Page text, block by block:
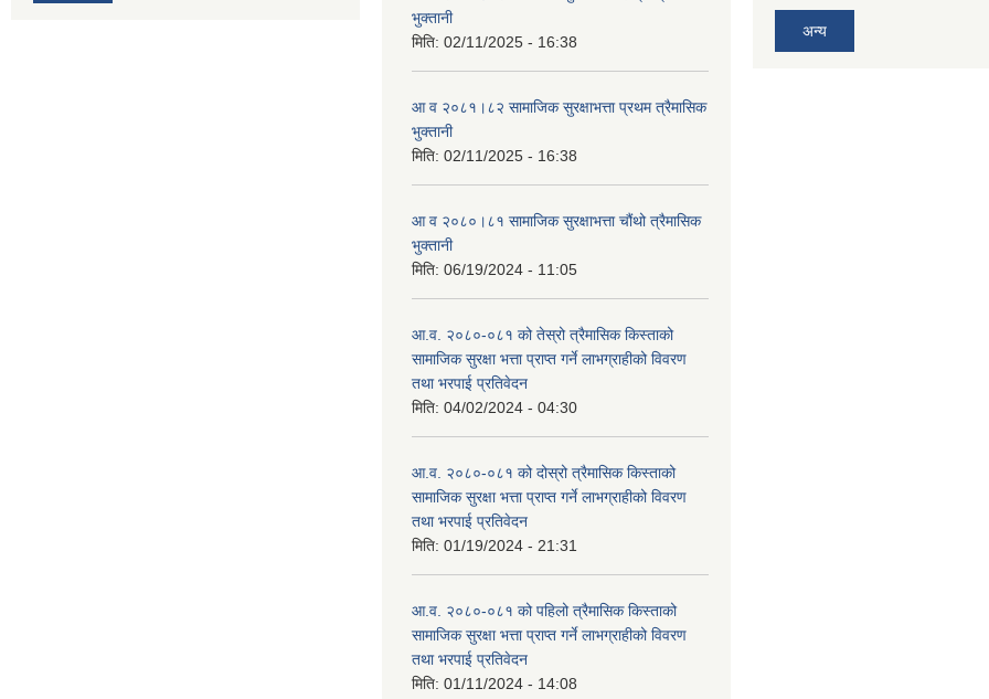
भुक्तानी
मिति: 02/11/2025 - 16:38
आ व २०८१।८२ सामाजिक सुरक्षाभत्ता प्रथम त्रैमासिक
भुक्तानी
मिति: 02/11/2025 - 16:38
आ व २०८०।८१ सामाजिक सुरक्षाभत्ता चौंथो त्रैमासिक
भुक्तानी
मिति: 06/19/2024 - 11:05
आ.व. २०८०-०८१ को तेस्रो त्रैमासिक किस्ताको
सामाजिक सुरक्षा भत्ता प्राप्त गर्ने लाभग्राहीको विवरण
तथा भरपाई प्रतिवेदन
मिति: 04/02/2024 - 04:30
आ.व. २०८०-०८१ को दोस्रो त्रैमासिक किस्ताको
सामाजिक सुरक्षा भत्ता प्राप्त गर्ने लाभग्राहीको विवरण
तथा भरपाई प्रतिवेदन
मिति: 01/19/2024 - 21:31
आ.व. २०८०-०८१ को पहिलो त्रैमासिक किस्ताको
सामाजिक सुरक्षा भत्ता प्राप्त गर्ने लाभग्राहीको विवरण
तथा भरपाई प्रतिवेदन
मिति: 01/11/2024 - 14:08
अन्य